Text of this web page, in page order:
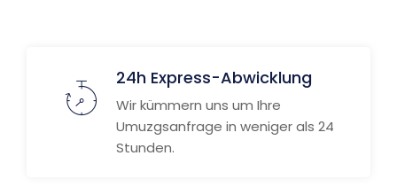
24h Express-Abwicklung
Wir kümmern uns um Ihre
Umuzgsanfrage in weniger als 24
Stunden.